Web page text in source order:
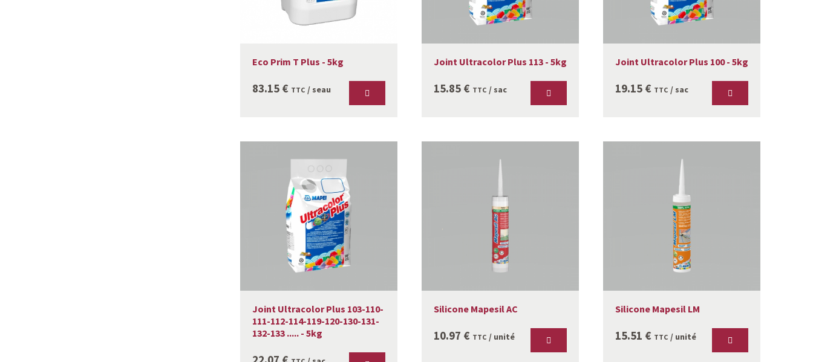
Eco Prim T Plus - 5kg
83.15 € TTC / seau
Joint Ultracolor Plus 113 - 5kg
15.85 € TTC / sac
Joint Ultracolor Plus 100 - 5kg
19.15 € TTC / sac
Joint Ultracolor Plus 103-110-
111-112-114-119-120-130-131-
132-133 ..... - 5kg
Silicone Mapesil AC
10.97 € TTC / unité
Silicone Mapesil LM
15.51 € TTC / unité